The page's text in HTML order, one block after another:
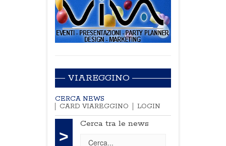
VIAREGGINO
CERCA NEWS
CARD VIAREGGINO
LOGIN
>
Cerca tra le news